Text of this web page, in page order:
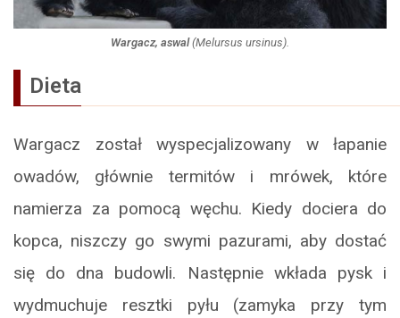
Wargacz, aswal(Melursus ursinus).
Dieta
Wargacz został wyspecjalizowany w łapanie
owadów, głównie termitów i mrówek, które
namierza za pomocą węchu. Kiedy dociera do
kopca, niszczy go swymi pazurami, aby dostać
się do dna budowli. Następnie wkłada pysk i
wydmuchuje resztki pyłu (zamyka przy tym